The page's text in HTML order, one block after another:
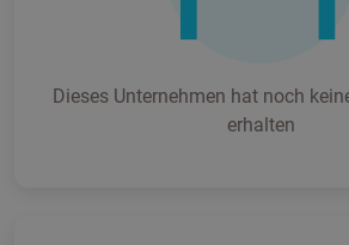
Dieses Unternehmen hat noch
erhalten